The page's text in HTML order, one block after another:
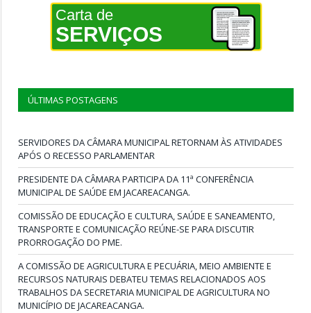
Carta de
SERVIÇOS
ÚLTIMAS POSTAGENS
SERVIDORES DA CÂMARA MUNICIPAL RETORNAM ÀS ATIVIDADES
APÓS O RECESSO PARLAMENTAR
PRESIDENTE DA CÂMARA PARTICIPA DA 11ª CONFERÊNCIA
MUNICIPAL DE SAÚDE EM JACAREACANGA.
COMISSÃO DE EDUCAÇÃO E CULTURA, SAÚDE E SANEAMENTO,
TRANSPORTE E COMUNICAÇÃO REÚNE-SE PARA DISCUTIR
PRORROGAÇÃO DO PME.
A COMISSÃO DE AGRICULTURA E PECUÁRIA, MEIO AMBIENTE E
RECURSOS NATURAIS DEBATEU TEMAS RELACIONADOS AOS
TRABALHOS DA SECRETARIA MUNICIPAL DE AGRICULTURA NO
MUNICÍPIO DE JACAREACANGA.